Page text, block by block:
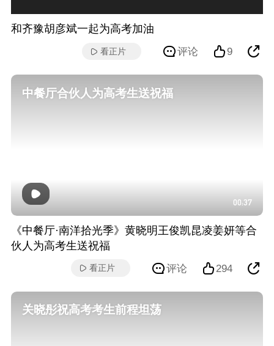
和齐豫胡彦斌一起为高考加油
9
评论
看正片
中餐厅合伙人为高考生送祝福
00:37
《中餐厅·南洋拾光季》黄晓明王俊凯昆凌姜妍等合
伙人为高考生送祝福
294
评论
看正片
关晓彤祝高考考生前程坦荡